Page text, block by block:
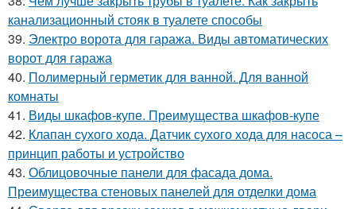
канализационный стояк в туалете способы
39. Электро ворота для гаража. Виды автоматических
ворот для гаража
40. Полимерный герметик для ванной. Для ванной
комнаты
41. Виды шкафов-купе. Преимущества шкафов-купе
42. Клапан сухого хода. Датчик сухого хода для насоса –
принцип работы и устройство
43. Облицовочные панели для фасада дома.
Преимущества стеновых панелей для отделки дома